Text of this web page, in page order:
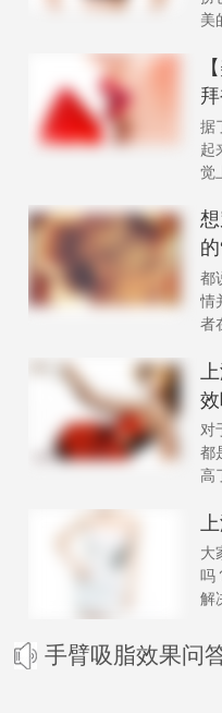
美
据
起
觉
都
情
者
对
都
高
大
吗
解
手臂吸脂效果问